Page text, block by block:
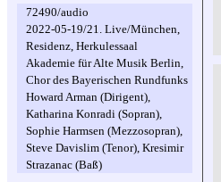
72490/audio
2022-05-19/21. Live/München,
Residenz, Herkulessaal
Akademie für Alte Musik Berlin,
Chor des Bayerischen Rundfunks
Howard Arman (Dirigent),
Katharina Konradi (Sopran),
Sophie Harmsen (Mezzosopran),
Steve Davislim (Tenor), Kresimir
Strazanac (Baß)